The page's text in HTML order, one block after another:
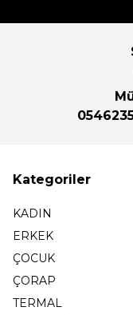
Kategoriler
KADIN
ERKEK
ÇOCUK
ÇORAP
TERMAL